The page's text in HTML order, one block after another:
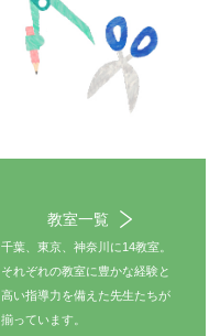
教室一覧
千葉、東京、神奈川に14教室。
それぞれの教室に豊かな経験と
高い指導力を備えた先生たちが
揃っています。